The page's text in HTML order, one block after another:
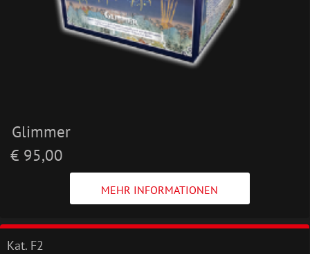
Glimmer
€ 95,00
MEHR INFORMATIONEN
Kat. F2